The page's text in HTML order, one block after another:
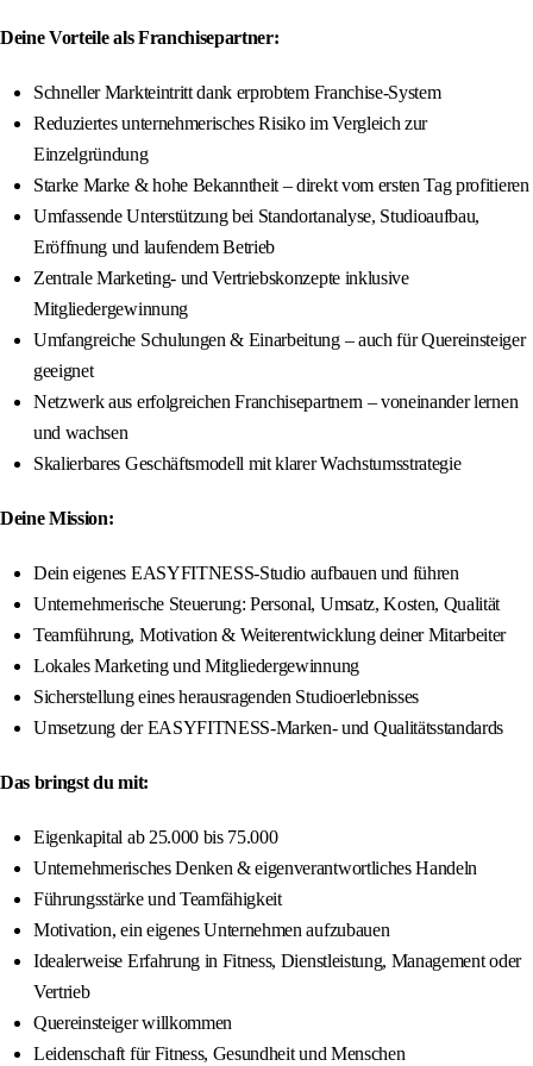
Deine Vorteile als Franchisepartner:
Schneller Markteintritt dank erprobtem Franchise-System
Reduziertes unternehmerisches Risiko im Vergleich zur
Einzelgründung
Starke Marke & hohe Bekanntheit – direkt vom ersten Tag profitieren
Umfassende Unterstützung bei Standortanalyse, Studioaufbau,
Eröffnung und laufendem Betrieb
Zentrale Marketing- und Vertriebskonzepte inklusive
Mitgliedergewinnung
Umfangreiche Schulungen & Einarbeitung – auch für Quereinsteiger
geeignet
Netzwerk aus erfolgreichen Franchisepartnern – voneinander lernen
und wachsen
Skalierbares Geschäftsmodell mit klarer Wachstumsstrategie
Deine Mission:
Dein eigenes EASYFITNESS-Studio aufbauen und führen
Unternehmerische Steuerung: Personal, Umsatz, Kosten, Qualität
Teamführung, Motivation & Weiterentwicklung deiner Mitarbeiter
Lokales Marketing und Mitgliedergewinnung
Sicherstellung eines herausragenden Studioerlebnisses
Umsetzung der EASYFITNESS-Marken- und Qualitätsstandards
Das bringst du mit:
Eigenkapital ab 25.000 bis 75.000
Unternehmerisches Denken & eigenverantwortliches Handeln
Führungsstärke und Teamfähigkeit
Motivation, ein eigenes Unternehmen aufzubauen
Idealerweise Erfahrung in Fitness, Dienstleistung, Management oder
Vertrieb
Quereinsteiger willkommen
Leidenschaft für Fitness, Gesundheit und Menschen